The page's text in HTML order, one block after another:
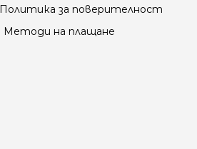
Политика за поверителност
Методи на плащане